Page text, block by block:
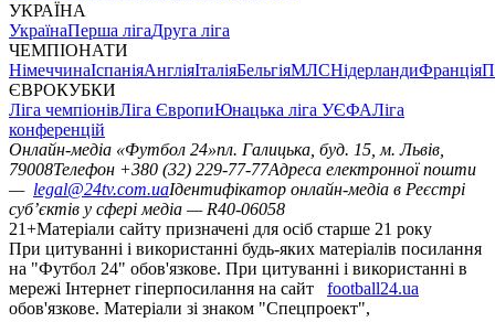
УКРАЇНА
УкраїнаПерша лігаДруга ліга
ЧЕМПІОНАТИ
НімеччинаІспаніяАнгліяІталіяБельгіяМЛСНідерландиФранція
ЄВРОКУБКИ
Ліга чемпіонівЛіга ЄвропиЮнацька ліга УЄФАЛіга
конференцій
Онлайн-медіа «Футбол 24»пл. Галицька, буд. 15, м. Львів,
79008Телефон +380 (32) 229-77-77Адреса електронної пошти
— legal@24tv.com.uaІдентифікатор онлайн-медіа в Реєстрі
суб’єктів у сфері медіа — R40-06058
21+Матеріали сайту призначені для осіб старше 21 року
При цитуванні і використанні будь-яких матеріалів посилання
на "Футбол 24" обов'язкове. При цитуванні і використанні в
мережі Інтернет гіперпосилання на сайт
football24.ua
обов'язкове. Матеріали зі знаком "Спецпроект",